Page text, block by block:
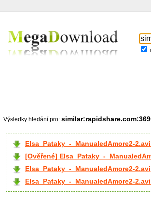
Výsledky hledání pro:
Elsa_Pataky_-_ManualedAmore2-
[Ověřené] Elsa_Pataky_-
Elsa_Pataky_-_ManualedAmore2-2.avi
Elsa_Pataky_-_ManualedAmore2-